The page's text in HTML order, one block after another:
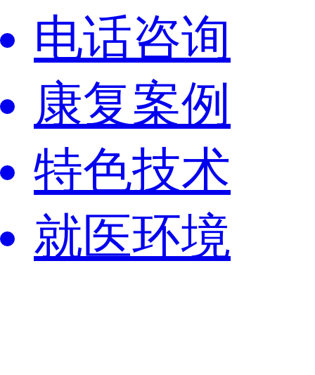
电话咨询
康复案例
特色技术
就医环境